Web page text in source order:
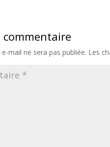
commentaire
mail ne sera pas publiée. Les